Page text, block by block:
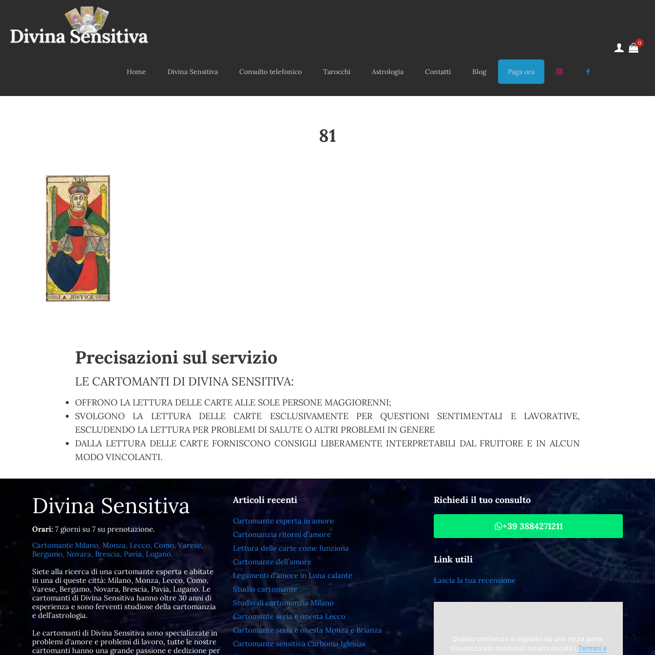
Home Divina Sensitiva Consulto telefonico Tarocchi Astrologia Contatti Blog Paga ora
0
81
Precisazioni sul servizio
LE CARTOMANTI DI DIVINA SENSITIVA:
OFFRONO LA LETTURA DELLE CARTE ALLE SOLE PERSONE MAGGIORENNI;
SVOLGONO LA LETTURA DELLE CARTE ESCLUSIVAMENTE PER QUESTIONI SENTIMENTALI E LAVORATIVE,
ESCLUDENDO LA LETTURA PER PROBLEMI DI SALUTE O ALTRI PROBLEMI IN GENERE
DALLA LETTURA DELLE CARTE FORNISCONO CONSIGLI LIBERAMENTE INTERPRETABILI DAL FRUITORE E IN ALCUN
MODO VINCOLANTI.
Divina Sensitiva
Orari: 7 giorni su 7 su prenotazione.
Cartomante Milano, Monza, Lecco, Como, Varese,
Bergamo, Novara, Brescia, Pavia, Lugano.
Siete alla ricerca di una cartomante esperta e abitate
in una di queste città: Milano, Monza, Lecco, Como,
Varese, Bergamo, Novara, Brescia, Pavia, Lugano. Le
cartomanti di Divina Sensitiva hanno oltre 30 anni di
esperienza e sono ferventi studiose della cartomanzia
e dell’astrologia.
Le cartomanti di Divina Sensitiva sono specializzate in
problemi d'amore e problemi di lavoro, tutte le nostre
cartomanti hanno una grande passione e dedizione per
Articoli recenti
Cartomante esperta in amore
Cartomanzia ritorni d’amore
Lettura delle carte come funziona
Cartomante dell’amore
Legamenti d’amore in Luna calante
Studio cartomante
Studio di cartomanzia Milano
Cartomante seria e onesta Lecco
Cartomante seria e onesta Monza e Brianza
Cartomante sensitiva Carbonia Iglesias
Richiedi il tuo consulto
+39 3884271211
Link utili
Lascia la tua recensione
Questo contenuto è ospitato da una terza parte.
Visualizzando contenuti esterni accetti iTermini e